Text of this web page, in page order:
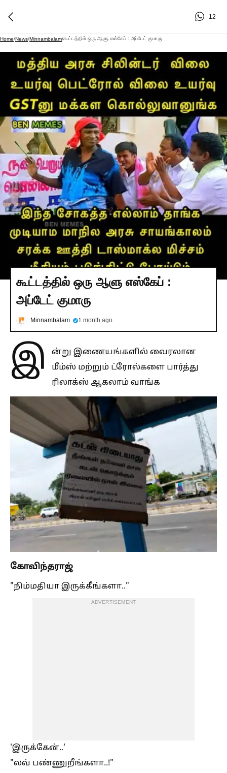
12
Home/News/Minnambalam/கூட்டத்தில் ஒரு ஆளு எஸ்கேப் : அப்டேட் குமாரு
கூட்டத்தில் ஒரு ஆளு எஸ்கேப் :
அப்டேட் குமாரு
Minnambalam 1 month ago
இ
ன்று இணையங்களில் வைரலான
மீம்ஸ் மற்றும் ட்ரோல்களை பார்த்து
ரிலாக்ஸ் ஆகலாம் வாங்க
கோவிந்தராஜ்
"நிம்மதியா இருக்கீங்களா.."
ADVERTISEMENT
'இருக்கேன்..'
"லவ் பண்ணுறீங்களா..!"